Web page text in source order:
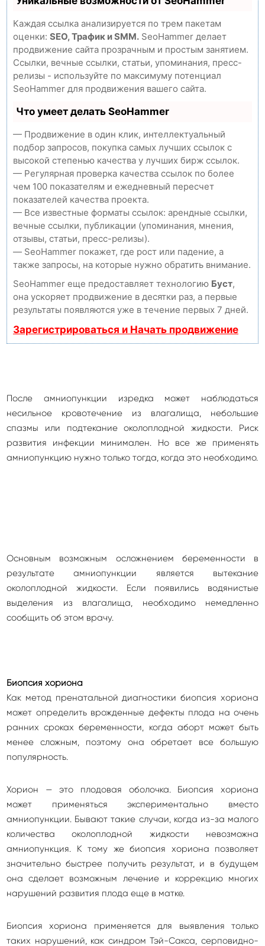
Каждая ссылка анализируется по трем пакетам
оценки: SEO, Трафик и SMM. SeoHammer делает
продвижение сайта прозрачным и простым занятием.
Ссылки, вечные ссылки, статьи, упоминания, пресс-
релизы - используйте по максимуму потенциал
SeoHammer для продвижения вашего сайта.
Что умеет делать SeoHammer
— Продвижение в один клик, интеллектуальный
подбор запросов, покупка самых лучших ссылок с
высокой степенью качества у лучших бирж ссылок.
— Регулярная проверка качества ссылок по более
чем 100 показателям и ежедневный пересчет
показателей качества проекта.
— Все известные форматы ссылок: арендные ссылки,
вечные ссылки, публикации (упоминания, мнения,
отзывы, статьи, пресс-релизы).
— SeoHammer покажет, где рост или падение, а
также запросы, на которые нужно обратить внимание.
SeoHammer еще предоставляет технологию Буст,
она ускоряет продвижение в десятки раз, а первые
результаты появляются уже в течение первых 7 дней.
Зарегистрироваться и Начать продвижение
После амниопункции изредка может наблюдаться
несильное кровотечение из влагалища, небольшие
спазмы или подтекание околоплодной жидкости. Риск
развития инфекции минимален. Но все же применять
амниопункцию нужно только тогда, когда это необходимо.
Основным возможным осложнением беременности в
результате амниопункции является вытекание
околоплодной жидкости. Если появились водянистые
выделения из влагалища, необходимо немедленно
сообщить об этом врачу.
Биопсия хориона
Как метод пренатальной диагностики биопсия хориона
может определить врожденные дефекты плода на очень
ранних сроках беременности, когда аборт может быть
менее сложным, поэтому она обретает все большую
популярность.
Хорион — это плодовая оболочка. Биопсия хориона
может применяться экспериментально вместо
амниопункции. Бывают такие случаи, когда из-за малого
количества околоплодной жидкости невозможна
амниопункция. К тому же биопсия хориона позволяет
значительно быстрее получить результат, и в будущем
она сделает возможным лечение и коррекцию многих
нарушений развития плода еще в матке.
Биопсия хориона применяется для выявления только
таких нарушений, как синдром Тэй-Сакса, серповидно-